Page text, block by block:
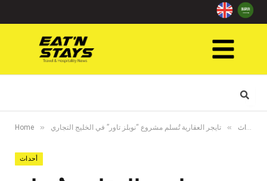
Home » أحداث » تايجر العقارية تُسلم مشروع “نوبلز تاور” في الخليج التجاري
أحداث